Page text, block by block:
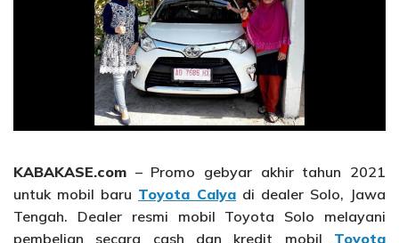
KABAKASE.com – Promo gebyar akhir tahun 2021
untuk mobil baru Toyota Calya di dealer Solo, Jawa
Tengah. Dealer resmi mobil Toyota Solo melayani
pembelian secara cash dan kredit mobil Toyota